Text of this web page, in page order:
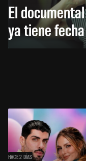
El
ya tiene
HACE 2 DÍAS